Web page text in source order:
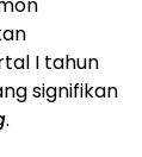
I tahun
signifikan
.